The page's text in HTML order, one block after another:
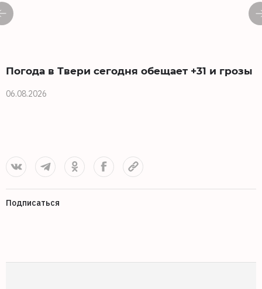
Погода в Твери сегодня обещает +31 и грозы
06.08.2026
Подписаться